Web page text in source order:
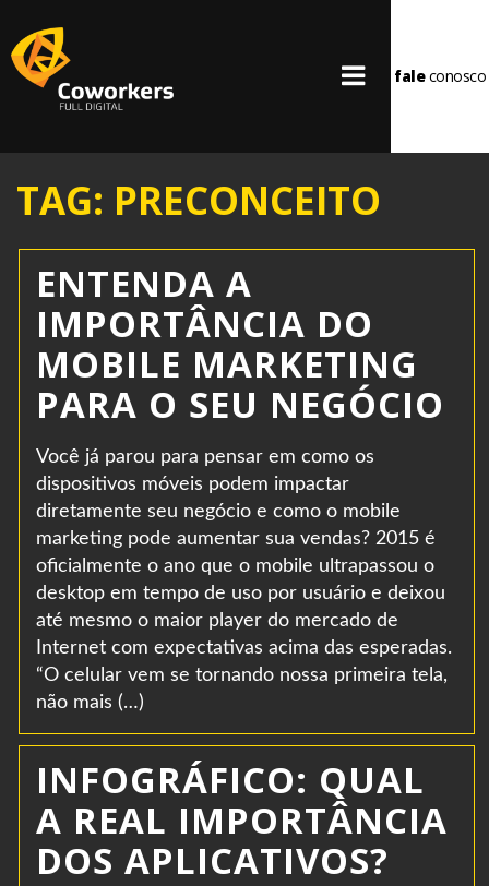
faleconosco
TAG: PRECONCEITO
ENTENDA A
IMPORTÂNCIA DO
MOBILE MARKETING
PARA O SEU NEGÓCIO
Você já parou para pensar em como os
dispositivos móveis podem impactar
diretamente seu negócio e como o mobile
marketing pode aumentar sua vendas? 2015 é
oficialmente o ano que o mobile ultrapassou o
desktop em tempo de uso por usuário e deixou
até mesmo o maior player do mercado de
Internet com expectativas acima das esperadas.
“O celular vem se tornando nossa primeira tela,
não mais (…)
INFOGRÁFICO: QUAL
A REAL IMPORTÂNCIA
DOS APLICATIVOS?